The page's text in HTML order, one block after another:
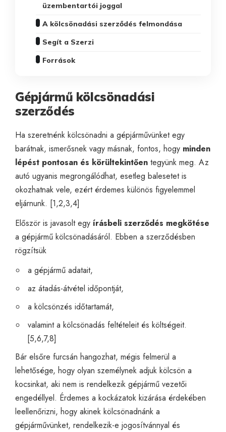
üzembentartói joggal
A kölcsönadási szerződés felmondása
Segít a Szerzi
Források
Gépjármű kölcsönadási
szerződés
Ha szeretnénk kölcsönadni a gépjárművünket egy
barátnak, ismerősnek vagy másnak, fontos, hogy minden
lépést pontosan és körültekintően tegyünk meg. Az
autó ugyanis megrongálódhat, esetleg balesetet is
okozhatnak vele, ezért érdemes különös figyelemmel
eljárnunk. [1,2,3,4]
Először is javasolt egy írásbeli szerződés megkötése
a gépjármű kölcsönadásáról. Ebben a szerződésben
rögzítsük
a gépjármű adatait,
az átadás-átvétel időpontját,
a kölcsönzés időtartamát,
valamint a kölcsönadás feltételeit és költségeit.
[5,6,7,8]
Bár elsőre furcsán hangozhat, mégis felmerül a
lehetősége, hogy olyan személynek adjuk kölcsön a
kocsinkat, aki nem is rendelkezik gépjármű vezetői
engedéllyel. Érdemes a kockázatok kizárása érdekében
leellenőrizni, hogy akinek kölcsönadnánk a
gépjárművünket, rendelkezik-e jogosítvánnyal és